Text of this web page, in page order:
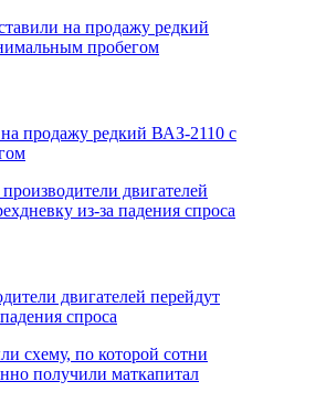
продажу редкий ВАЗ-2110 с
двигателей перейдут
спроса